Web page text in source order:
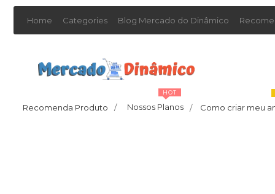
Home Categories Blog Mercado do Dinâmico
Recomenda Produto / Nossos Planos /
HOT
Como criar meu